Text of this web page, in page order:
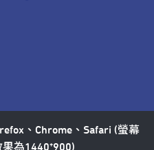
、Chrome、Safari (螢幕
為1440*900)